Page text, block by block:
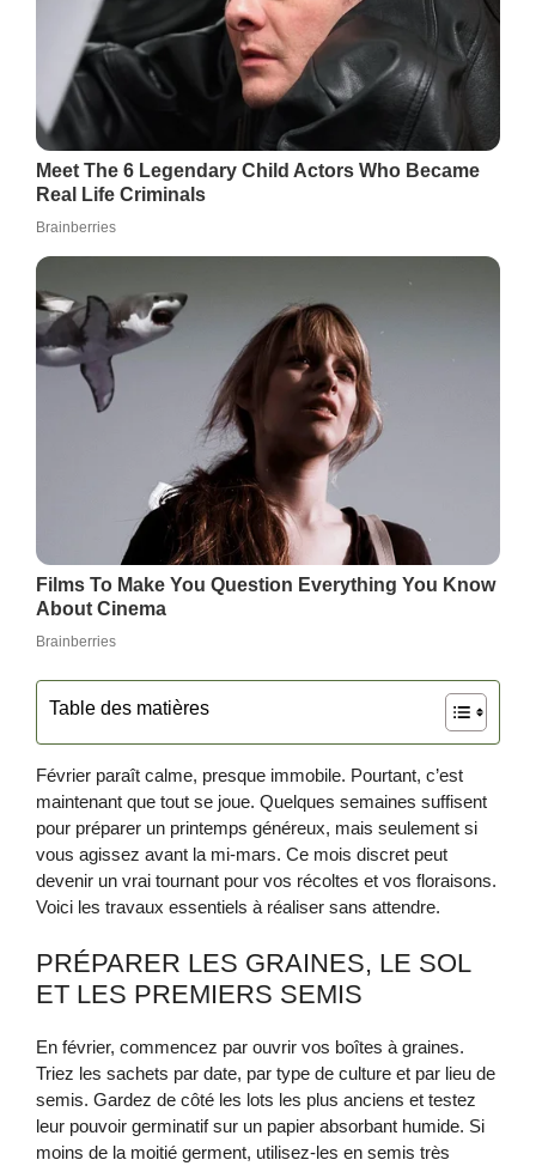
Table des matières
Février paraît calme, presque immobile. Pourtant, c’est
maintenant que tout se joue. Quelques semaines suffisent
pour préparer un printemps généreux, mais seulement si
vous agissez avant la mi‑mars. Ce mois discret peut
devenir un vrai tournant pour vos récoltes et vos floraisons.
Voici les travaux essentiels à réaliser sans attendre.
PRÉPARER LES GRAINES, LE SOL
ET LES PREMIERS SEMIS
En février, commencez par ouvrir vos boîtes à graines.
Triez les sachets par date, par type de culture et par lieu de
semis. Gardez de côté les lots les plus anciens et testez
leur pouvoir germinatif sur un papier absorbant humide. Si
moins de la moitié germent, utilisez-les en semis très